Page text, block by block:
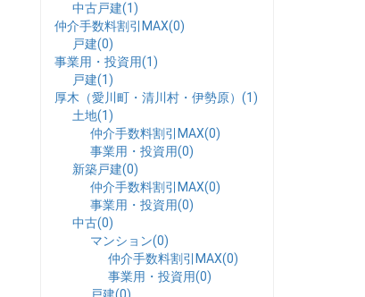
中古戸建(1)
仲介手数料割引MAX(0)
戸建(0)
事業用・投資用(1)
戸建(1)
厚木（愛川町・清川村・伊勢原）(1)
土地(1)
仲介手数料割引MAX(0)
事業用・投資用(0)
新築戸建(0)
仲介手数料割引MAX(0)
事業用・投資用(0)
中古(0)
マンション(0)
仲介手数料割引MAX(0)
事業用・投資用(0)